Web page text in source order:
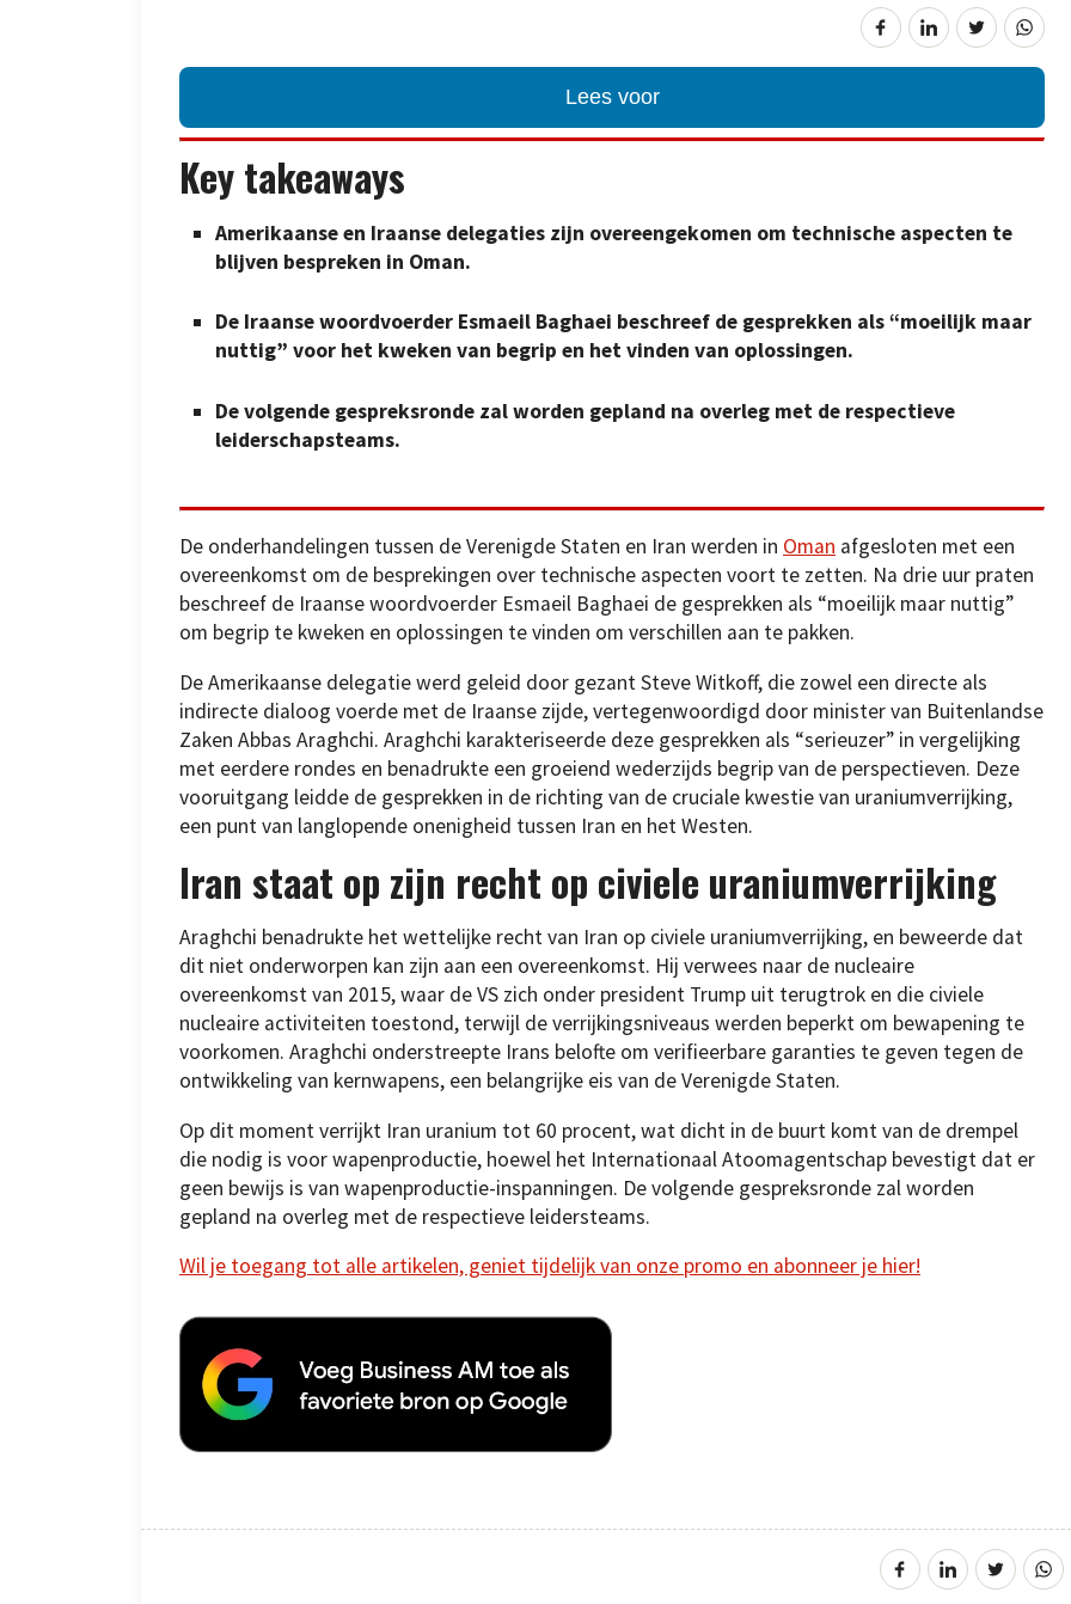
Lees voor
Key takeaways
Amerikaanse en Iraanse delegaties zijn overeengekomen om technische aspecten te
blijven bespreken in Oman.
De Iraanse woordvoerder Esmaeil Baghaei beschreef de gesprekken als “moeilijk maar
nuttig” voor het kweken van begrip en het vinden van oplossingen.
De volgende gespreksronde zal worden gepland na overleg met de respectieve
leiderschapsteams.
De onderhandelingen tussen de Verenigde Staten en Iran werden in Oman afgesloten met een
overeenkomst om de besprekingen over technische aspecten voort te zetten. Na drie uur praten
beschreef de Iraanse woordvoerder Esmaeil Baghaei de gesprekken als “moeilijk maar nuttig”
om begrip te kweken en oplossingen te vinden om verschillen aan te pakken.
De Amerikaanse delegatie werd geleid door gezant Steve Witkoff, die zowel een directe als
indirecte dialoog voerde met de Iraanse zijde, vertegenwoordigd door minister van Buitenlandse
Zaken Abbas Araghchi. Araghchi karakteriseerde deze gesprekken als “serieuzer” in vergelijking
met eerdere rondes en benadrukte een groeiend wederzijds begrip van de perspectieven. Deze
vooruitgang leidde de gesprekken in de richting van de cruciale kwestie van uraniumverrijking,
een punt van langlopende onenigheid tussen Iran en het Westen.
Iran staat op zijn recht op civiele uraniumverrijking
Araghchi benadrukte het wettelijke recht van Iran op civiele uraniumverrijking, en beweerde dat
dit niet onderworpen kan zijn aan een overeenkomst. Hij verwees naar de nucleaire
overeenkomst van 2015, waar de VS zich onder president Trump uit terugtrok en die civiele
nucleaire activiteiten toestond, terwijl de verrijkingsniveaus werden beperkt om bewapening te
voorkomen. Araghchi onderstreepte Irans belofte om verifieerbare garanties te geven tegen de
ontwikkeling van kernwapens, een belangrijke eis van de Verenigde Staten.
Op dit moment verrijkt Iran uranium tot 60 procent, wat dicht in de buurt komt van de drempel
die nodig is voor wapenproductie, hoewel het Internationaal Atoomagentschap bevestigt dat er
geen bewijs is van wapenproductie-inspanningen. De volgende gespreksronde zal worden
gepland na overleg met de respectieve leidersteams.
Wil je toegang tot alle artikelen, geniet tijdelijk van onze promo en abonneer je hier!